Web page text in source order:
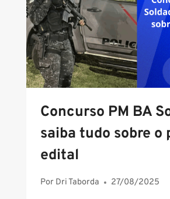
E
AGENTE
DE
POLÍCIA
JUDICIÁRIA
Concurso PM BA
saiba tudo sobre o
edital
Por Dri Taborda 27/08/2025